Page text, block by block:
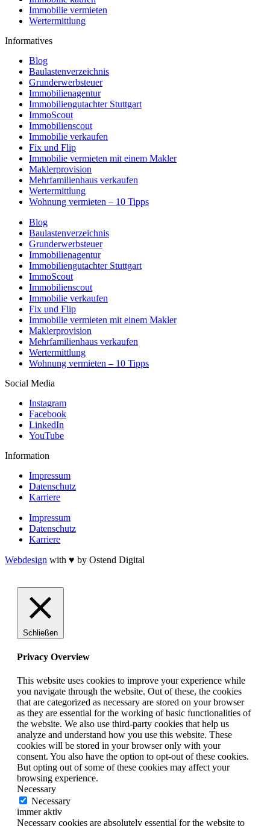
Immobilie vermieten
Wertermittlung
Informatives
Blog
Baulastenverzeichnis
Grunderwerbsteuer
Immobilienagentur
Immobiliengutachter Stuttgart
ImmoScout
Immobilienscout
Immobilie verkaufen
Fix und Flip
Immobilie vermieten mit einem Makler
Maklerprovision
Mehrfamilienhaus verkaufen
Wertermittlung
Wohnung vermieten – 10 Tipps
Blog
Baulastenverzeichnis
Grunderwerbsteuer
Immobilienagentur
Immobiliengutachter Stuttgart
ImmoScout
Immobilienscout
Immobilie verkaufen
Fix und Flip
Immobilie vermieten mit einem Makler
Maklerprovision
Mehrfamilienhaus verkaufen
Wertermittlung
Wohnung vermieten – 10 Tipps
Social Media
Instagram
Facebook
LinkedIn
YouTube
Information
Impressum
Datenschutz
Karriere
Impressum
Datenschutz
Karriere
Webdesign with ♥ by Ostend Digital
Schließen
Privacy Overview
This website uses cookies to improve your experience while
you navigate through the website. Out of these, the cookies
that are categorized as necessary are stored on your browser
as they are essential for the working of basic functionalities of
the website. We also use third-party cookies that help us
analyze and understand how you use this website. These
cookies will be stored in your browser only with your
consent. You also have the option to opt-out of these cookies.
But opting out of some of these cookies may affect your
browsing experience.
Necessary
Necessary
immer aktiv
Necessary cookies are absolutely essential for the website to